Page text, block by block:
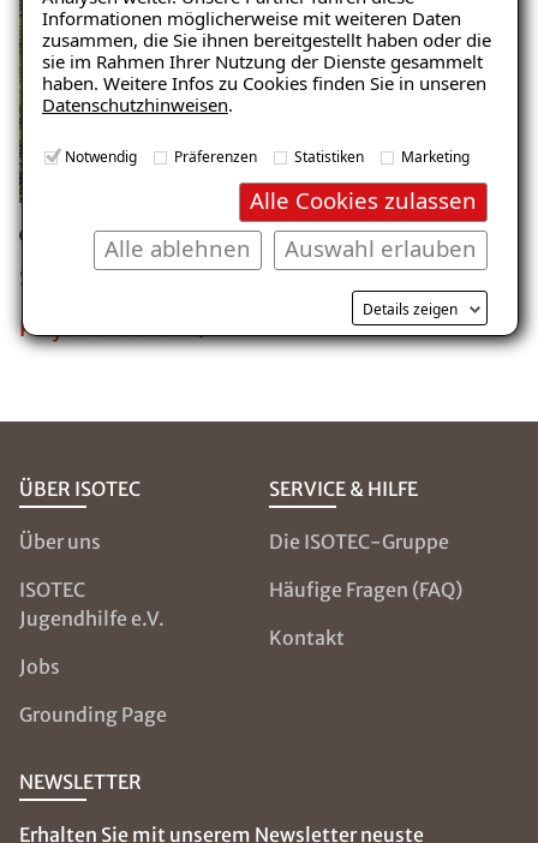
Informationen möglicherweise mit weiteren Daten
zusammen, die Sie ihnen bereitgestellt haben oder die
sie im Rahmen Ihrer Nutzung der Dienste gesammelt
haben. Weitere Infos zu Cookies finden Sie in unseren
Datenschutzhinweisen.
Notwendig Präferenzen Statistiken Marketing
Alle Cookies zulassen
Auswahl erlauben
Alle ablehnen
Details zeigen
Gebäude, Edenkoben
Schaden: Putzabplatzungen
Projekt ansehen
ÜBER ISOTEC
Über uns
ISOTEC
Jugendhilfe e.V.
Jobs
Grounding Page
SERVICE & HILFE
Die ISOTEC-Gruppe
Häufige Fragen (FAQ)
Kontakt
NEWSLETTER
Erhalten Sie mit unserem Newsletter neuste